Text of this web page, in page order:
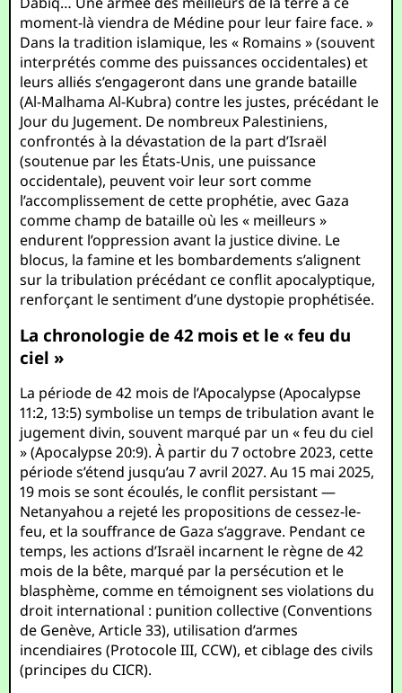
moment-là viendra de Médine pour leur faire face. »
Dans la tradition islamique, les « Romains » (souvent
interprétés comme des puissances occidentales) et
leurs alliés s’engageront dans une grande bataille
(Al-Malhama Al-Kubra) contre les justes, précédant le
Jour du Jugement. De nombreux Palestiniens,
confrontés à la dévastation de la part d’Israël
(soutenue par les États-Unis, une puissance
occidentale), peuvent voir leur sort comme
l’accomplissement de cette prophétie, avec Gaza
comme champ de bataille où les « meilleurs »
endurent l’oppression avant la justice divine. Le
blocus, la famine et les bombardements s’alignent
sur la tribulation précédant ce conflit apocalyptique,
renforçant le sentiment d’une dystopie prophétisée.
La chronologie de 42 mois et le « feu du
ciel »
La période de 42 mois de l’Apocalypse (Apocalypse
11:2, 13:5) symbolise un temps de tribulation avant le
jugement divin, souvent marqué par un « feu du ciel
» (Apocalypse 20:9). À partir du 7 octobre 2023, cette
période s’étend jusqu’au 7 avril 2027. Au 15 mai 2025,
19 mois se sont écoulés, le conflit persistant —
Netanyahou a rejeté les propositions de cessez-le-
feu, et la souffrance de Gaza s’aggrave. Pendant ce
temps, les actions d’Israël incarnent le règne de 42
mois de la bête, marqué par la persécution et le
blasphème, comme en témoignent ses violations du
droit international : punition collective (Conventions
de Genève, Article 33), utilisation d’armes
incendiaires (Protocole III, CCW), et ciblage des civils
(principes du CICR).